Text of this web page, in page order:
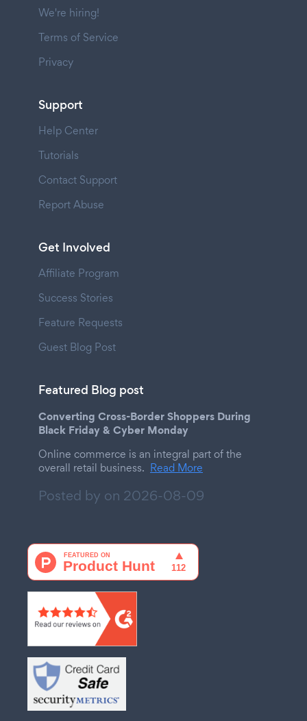
We're hiring!
Terms of Service
Privacy
Support
Help Center
Tutorials
Contact Support
Report Abuse
Get Involved
Affiliate Program
Success Stories
Feature Requests
Guest Blog Post
Featured Blog post
Converting Cross-Border Shoppers During
Black Friday & Cyber Monday
Online commerce is an integral part of the
overall retail business. Read More
Posted by on 2026-08-09